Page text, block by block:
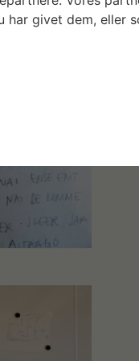
har givet dem, eller